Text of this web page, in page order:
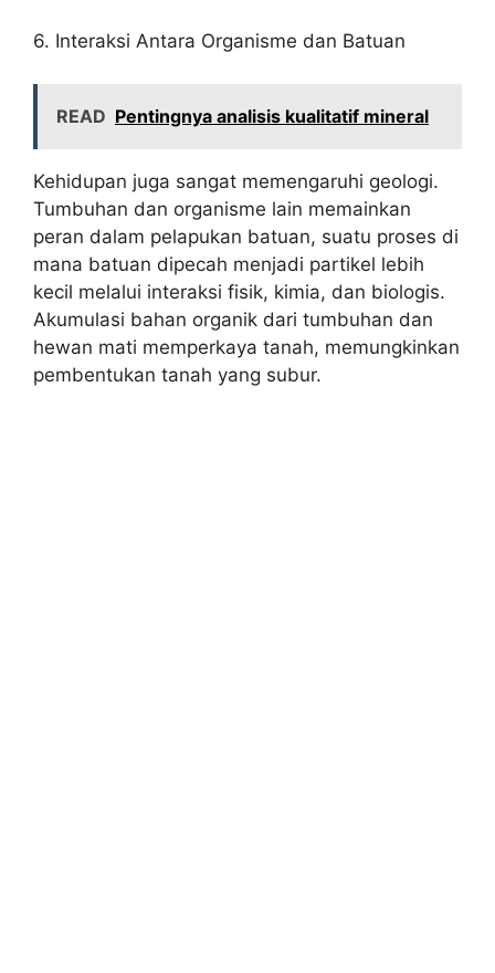
6. Interaksi Antara Organisme dan Batuan
READ Pentingnya analisis kualitatif mineral
Kehidupan juga sangat memengaruhi geologi.
Tumbuhan dan organisme lain memainkan
peran dalam pelapukan batuan, suatu proses di
mana batuan dipecah menjadi partikel lebih
kecil melalui interaksi fisik, kimia, dan biologis.
Akumulasi bahan organik dari tumbuhan dan
hewan mati memperkaya tanah, memungkinkan
pembentukan tanah yang subur.